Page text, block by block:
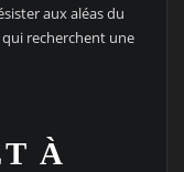
aux aléas du
recherchent une
À